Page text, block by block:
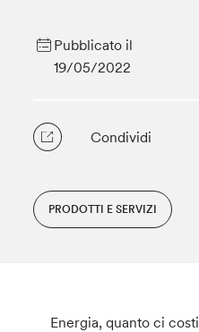
Pubblicato il
19/05/2022
Condividi
PRODOTTI E SERVIZI
Energia, quanto ci